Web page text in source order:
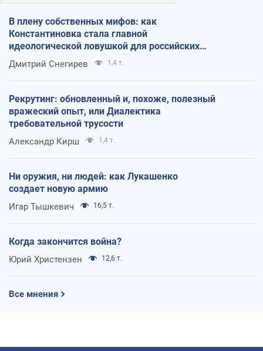
В плену собственных мифов: как
Константиновка стала главной
идеологической ловушкой для российских
оккупантов
Дмитрий Снегирев 1,4 т.
Рекрутинг: обновленный и, похоже, полезный
вражеский опыт, или Диалектика
требовательной трусости
Александр Кирш 1,4 т.
Ни оружия, ни людей: как Лукашенко
создает новую армию
Игар Тышкевич 16,5 т.
Когда закончится война?
Юрий Христензен 12,6 т.
Все мнения